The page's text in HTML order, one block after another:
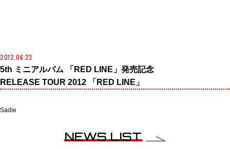
2012.06.23
5th ミニアルバム 「RED LINE」発売記念
RELEASE TOUR 2012 「RED LINE」
Sadie
NEWS LIST